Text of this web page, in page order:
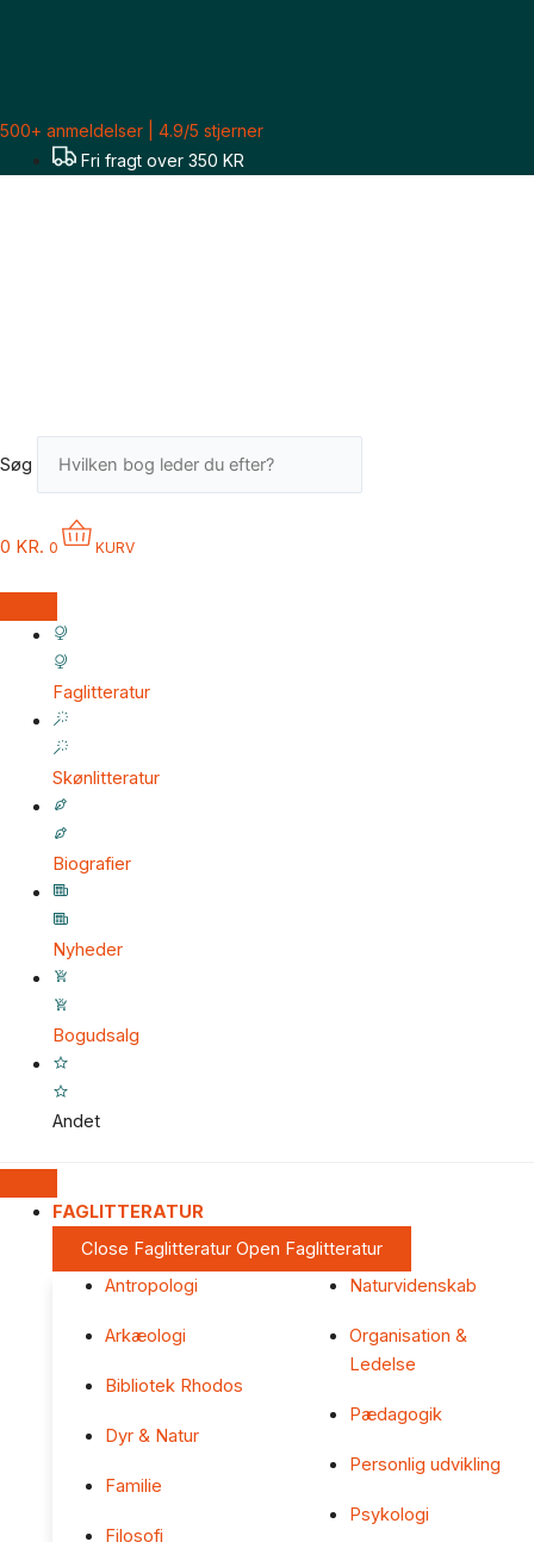
500+ anmeldelser | 4.9/5 stjerner
Fri fragt over 350 KR
Søg
0 KR. 0 KURV
Faglitteratur
Skønlitteratur
Biografier
Nyheder
Bogudsalg
Andet
FAGLITTERATUR
Close Faglitteratur Open Faglitteratur
Antropologi
Arkæologi
Bibliotek Rhodos
Dyr & Natur
Familie
Filosofi
Naturvidenskab
Organisation &
Ledelse
Pædagogik
Personlig udvikling
Psykologi